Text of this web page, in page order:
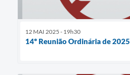
12 MAI 2025 - 19h30
14º Reunião Ordinária de 2025